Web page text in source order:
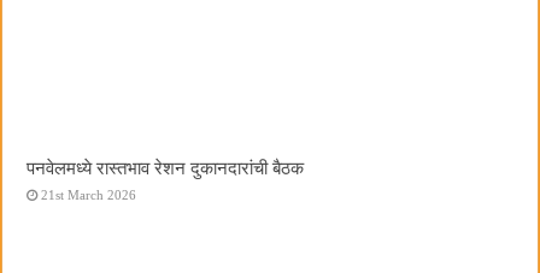
पनवेलमध्ये रास्तभाव रेशन दुकानदारांची बैठक
21st March 2026